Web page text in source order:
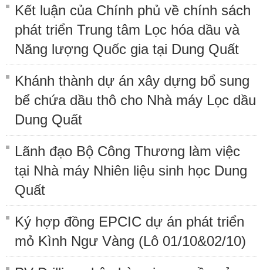
Kết luận của Chính phủ về chính sách
phát triển Trung tâm Lọc hóa dầu và
Năng lượng Quốc gia tại Dung Quất
Khánh thành dự án xây dựng bổ sung
bể chứa dầu thô cho Nhà máy Lọc dầu
Dung Quất
Lãnh đạo Bộ Công Thương làm việc
tại Nhà máy Nhiên liệu sinh học Dung
Quất
Ký hợp đồng EPCIC dự án phát triển
mỏ Kình Ngư Vàng (Lô 01/10&02/10)